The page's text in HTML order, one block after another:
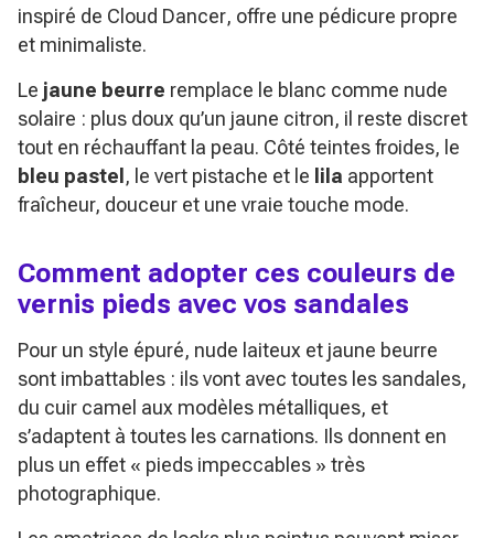
inspiré de Cloud Dancer, offre une pédicure propre
et minimaliste.
Le jaune beurre remplace le blanc comme nude
solaire : plus doux qu’un jaune citron, il reste discret
tout en réchauffant la peau. Côté teintes froides, le
bleu pastel, le vert pistache et le lila apportent
fraîcheur, douceur et une vraie touche mode.
Comment adopter ces couleurs de
vernis pieds avec vos sandales
Pour un style épuré, nude laiteux et jaune beurre
sont imbattables : ils vont avec toutes les sandales,
du cuir camel aux modèles métalliques, et
s’adaptent à toutes les carnations. Ils donnent en
plus un effet « pieds impeccables » très
photographique.